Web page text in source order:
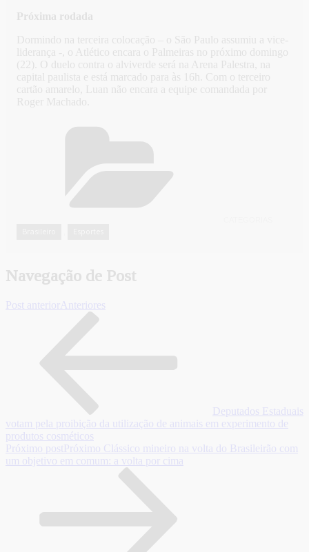
Próxima rodada
Dormindo na terceira colocação – o São Paulo assumiu a vice-
liderança -, o Atlético encara o Palmeiras no próximo domingo
(22). O duelo contra o alviverde será na Arena Palestra, na
capital paulista e está marcado para às 16h. Com o terceiro
cartão amarelo, Luan não encara a equipe comandada por
Roger Machado.
Navegação de Post
Post anterior Anteriores
Deputados Estaduais
votam pela proibição da utilização de animais em experimento de
produtos cosméticos
Próximo post Próximo Clássico mineiro na volta do Brasileirão com
um objetivo em comum: a volta por cima